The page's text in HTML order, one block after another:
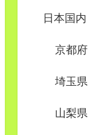
日本国内
京都府
埼玉県
山梨県